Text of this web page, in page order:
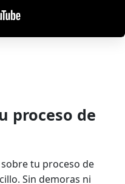
proceso de
tu proceso de
Sin demoras ni